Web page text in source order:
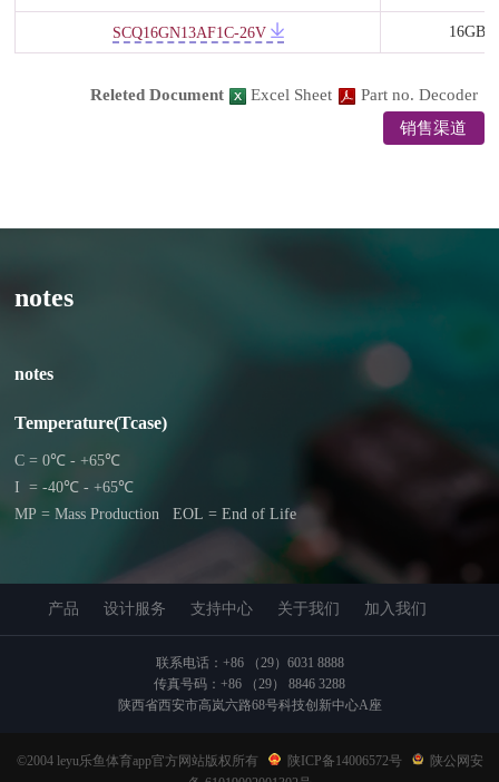
SCQ16GN13AF1C-26V 16GB
Releted Document Excel Sheet
Part no. Decoder
销售渠道
notes
notes
Temperature(Tcase)
C = 0℃ - +65℃
I = -40℃ - +65℃
MP = Mass Production EOL = End of Life
产品 设计服务 支持中心 关于我们 加入我们
联系电话：+86 （29）6031 8888
传真号码：+86 （29） 8846 3288
陕西省西安市高岚六路68号科技创新中心A座
©2004 leyu乐鱼体育app官方网站版权所有 陕ICP备14006572号
陕公网安